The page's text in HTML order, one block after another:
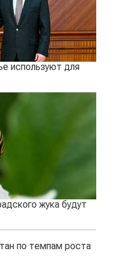
используют для
жука будут
по темпам роста